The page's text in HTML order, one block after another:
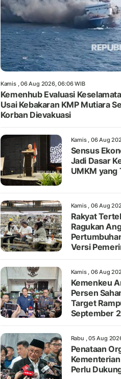
Kamis , 06 Aug 2026, 06:06 WIB
Kemenhub Evaluasi
Usai Kebakaran KMP Mutiara
Korban Dievakuasi
Kamis , 06 Aug
Sensus
Jadi Dasar
UMKM yang
Kamis , 06 Aug
Rakyat
Ragukan
Versi
Kamis , 06 Aug
Kemenkeu
Persen
Target
September
Rabu , 05 Aug
Penataan
Kementerian
Perlu